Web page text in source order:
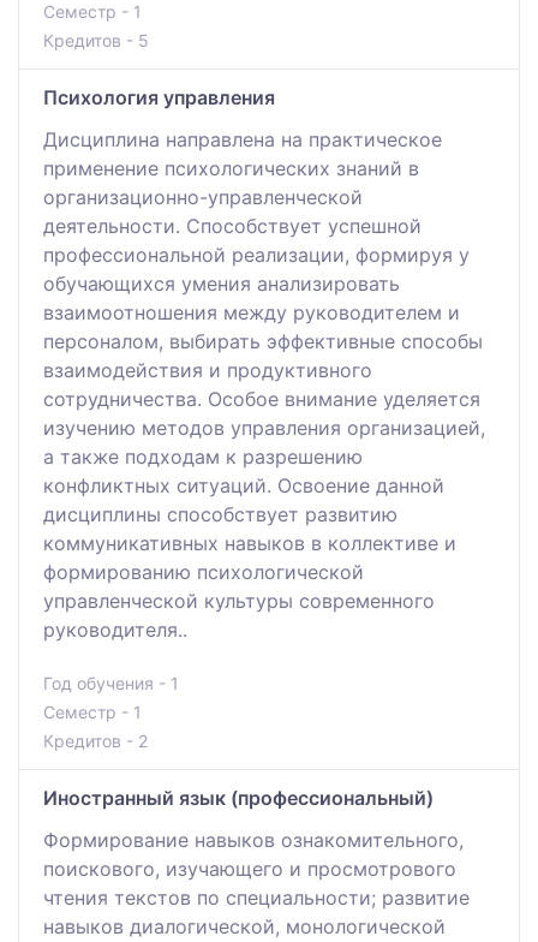
Семестр - 1
Кредитов - 5
Психология управления
Дисциплина направлена на практическое
применение психологических знаний в
организационно-управленческой
деятельности. Способствует успешной
профессиональной реализации, формируя у
обучающихся умения анализировать
взаимоотношения между руководителем и
персоналом, выбирать эффективные способы
взаимодействия и продуктивного
сотрудничества. Особое внимание уделяется
изучению методов управления организацией,
а также подходам к разрешению
конфликтных ситуаций. Освоение данной
дисциплины способствует развитию
коммуникативных навыков в коллективе и
формированию психологической
управленческой культуры современного
руководителя..
Год обучения - 1
Семестр - 1
Кредитов - 2
Иностранный язык (профессиональный)
Формирование навыков ознакомительного,
поискового, изучающего и просмотрового
чтения текстов по специальности; развитие
навыков диалогической, монологической